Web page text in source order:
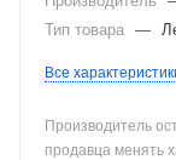
Тип товара —
Все
Производитель
продавца менять